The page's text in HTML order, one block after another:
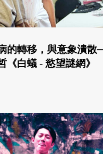
的轉移，與意象潰散
《白蟻 - 慾望謎網》